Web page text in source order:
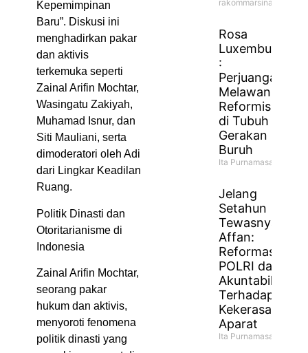
Kepemimpinan
Baru”. Diskusi ini
menghadirkan pakar
dan aktivis
terkemuka seperti
Zainal Arifin Mochtar,
Wasingatu Zakiyah,
Muhamad Isnur, dan
Siti Mauliani, serta
dimoderatori oleh Adi
dari Lingkar Keadilan
Ruang.
Politik Dinasti dan
Otoritarianisme di
Indonesia
Zainal Arifin Mochtar,
seorang pakar
hukum dan aktivis,
menyoroti fenomena
politik dinasti yang
rakommarsinahfm
Rosa
Luxemburg
:
Perjuangan
Melawan
Reformisme
di Tubuh
Gerakan
Buruh
Ita Purnamasari
Jelang
Setahun
Tewasnya
Affan:
Reformasi
POLRI dan
Akuntabilitas
Terhadap
Kekerasan
Aparat
Ita Purnamasari